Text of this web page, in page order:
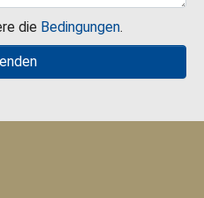
die Bedingungen.